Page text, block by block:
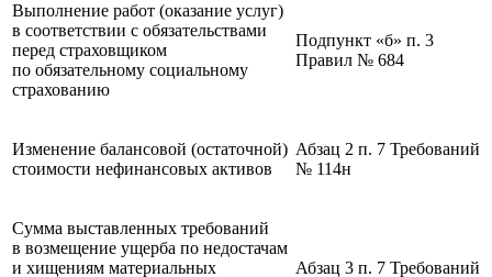
Выполнение работ (оказание услуг)
в соответствии с обязательствами
перед страховщиком
по обязательному социальному
страхованию
Подпункт «б» п. 3
Правил № 684
Изменение балансовой (остаточной)
стоимости нефинансовых активов
Абзац 2 п. 7 Требований
№ 114н
Сумма выставленных требований
в возмещение ущерба по недостачам
и хищениям материальных
Абзац 3 п. 7 Требований